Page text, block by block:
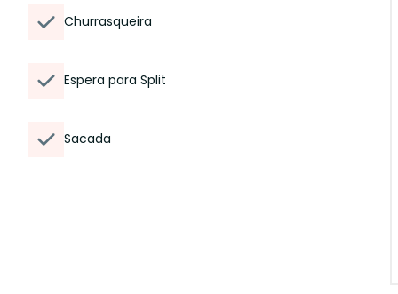
Churrasqueira
Espera para Split
Sacada